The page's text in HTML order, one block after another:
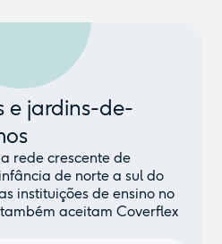
e jardins-de-
rede crescente de
de norte a sul do
instituições de ensino no
aceitam Coverflex